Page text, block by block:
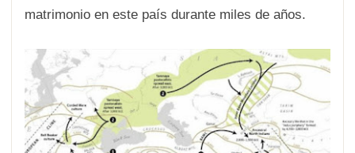
matrimonio en este país durante miles de años.